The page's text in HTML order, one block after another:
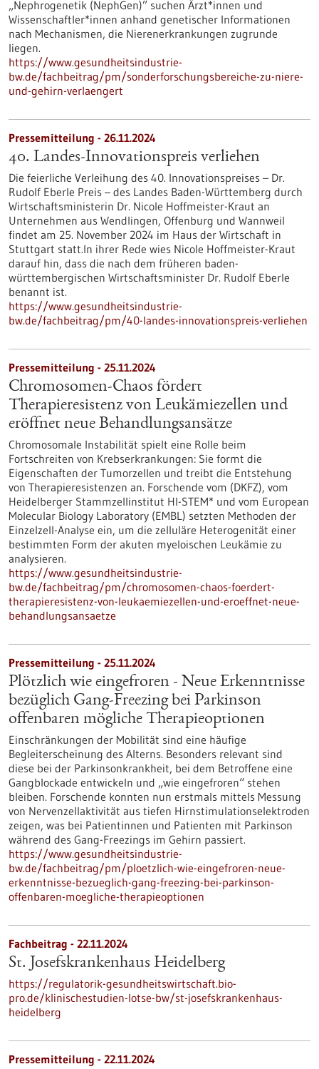
„Nephrogenetik (NephGen)” suchen Ärzt*innen und
Wissenschaftler*innen anhand genetischer Informationen
nach Mechanismen, die Nierenerkrankungen zugrunde
liegen.
https://www.gesundheitsindustrie-
bw.de/fachbeitrag/pm/sonderforschungsbereiche-zu-niere-
und-gehirn-verlaengert
Pressemitteilung - 26.11.2024
40. Landes-Innovationspreis verliehen
Die feierliche Verleihung des 40. Innovationspreises – Dr.
Rudolf Eberle Preis – des Landes Baden-Württemberg durch
Wirtschaftsministerin Dr. Nicole Hoffmeister-Kraut an
Unternehmen aus Wendlingen, Offenburg und Wannweil
findet am 25. November 2024 im Haus der Wirtschaft in
Stuttgart statt.In ihrer Rede wies Nicole Hoffmeister-Kraut
darauf hin, dass die nach dem früheren baden-
württembergischen Wirtschaftsminister Dr. Rudolf Eberle
benannt ist.
https://www.gesundheitsindustrie-
bw.de/fachbeitrag/pm/40-landes-innovationspreis-verliehen
Pressemitteilung - 25.11.2024
Chromosomen-Chaos fördert
Therapieresistenz von Leukämiezellen und
eröffnet neue Behandlungsansätze
Chromosomale Instabilität spielt eine Rolle beim
Fortschreiten von Krebserkrankungen: Sie formt die
Eigenschaften der Tumorzellen und treibt die Entstehung
von Therapieresistenzen an. Forschende vom (DKFZ), vom
Heidelberger Stammzellinstitut HI-STEM* und vom European
Molecular Biology Laboratory (EMBL) setzten Methoden der
Einzelzell-Analyse ein, um die zelluläre Heterogenität einer
bestimmten Form der akuten myeloischen Leukämie zu
analysieren.
https://www.gesundheitsindustrie-
bw.de/fachbeitrag/pm/chromosomen-chaos-foerdert-
therapieresistenz-von-leukaemiezellen-und-eroeffnet-neue-
behandlungsansaetze
Pressemitteilung - 25.11.2024
Plötzlich wie eingefroren - Neue Erkenntnisse
bezüglich Gang-Freezing bei Parkinson
offenbaren mögliche Therapieoptionen
Einschränkungen der Mobilität sind eine häufige
Begleiterscheinung des Alterns. Besonders relevant sind
diese bei der Parkinsonkrankheit, bei dem Betroffene eine
Gangblockade entwickeln und „wie eingefroren“ stehen
bleiben. Forschende konnten nun erstmals mittels Messung
von Nervenzellaktivität aus tiefen Hirnstimulationselektroden
zeigen, was bei Patientinnen und Patienten mit Parkinson
während des Gang-Freezings im Gehirn passiert.
https://www.gesundheitsindustrie-
bw.de/fachbeitrag/pm/ploetzlich-wie-eingefroren-neue-
erkenntnisse-bezueglich-gang-freezing-bei-parkinson-
offenbaren-moegliche-therapieoptionen
Fachbeitrag - 22.11.2024
St. Josefskrankenhaus Heidelberg
https://regulatorik-gesundheitswirtschaft.bio-
pro.de/klinischestudien-lotse-bw/st-josefskrankenhaus-
heidelberg
Pressemitteilung - 22.11.2024